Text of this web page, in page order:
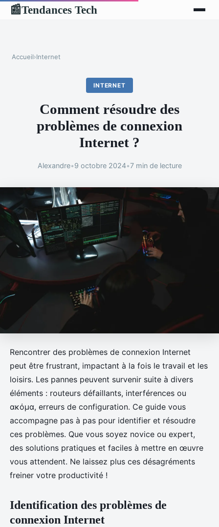
📰Tendances Tech
Accueil›Internet
INTERNET
Comment résoudre des
problèmes de connexion
Internet ?
Alexandre•9 octobre 2024•7 min de lecture
Rencontrer des problèmes de connexion Internet
peut être frustrant, impactant à la fois le travail et les
loisirs. Les pannes peuvent survenir suite à divers
éléments : routeurs défaillants, interférences ou
ακόμα, erreurs de configuration. Ce guide vous
accompagne pas à pas pour identifier et résoudre
ces problèmes. Que vous soyez novice ou expert,
des solutions pratiques et faciles à mettre en œuvre
vous attendent. Ne laissez plus ces désagréments
freiner votre productivité !
Identification des problèmes de
connexion Internet